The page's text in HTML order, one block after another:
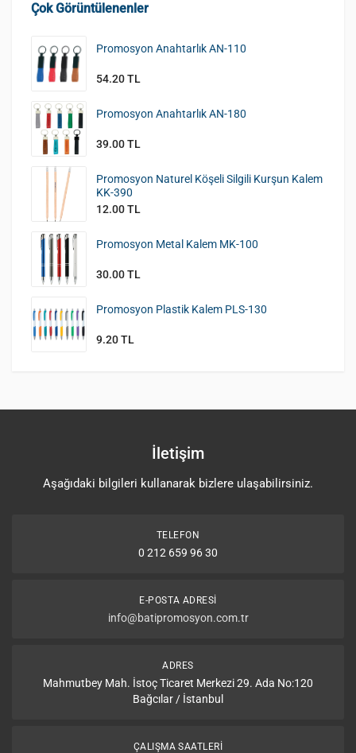
Çok Görüntülenenler
Promosyon Anahtarlık AN-110
54.20 TL
Promosyon Anahtarlık AN-180
39.00 TL
Promosyon Naturel Köşeli Silgili Kurşun Kalem
KK-390
12.00 TL
Promosyon Metal Kalem MK-100
30.00 TL
Promosyon Plastik Kalem PLS-130
9.20 TL
İletişim
Aşağıdaki bilgileri kullanarak bizlere ulaşabilirsiniz.
TELEFON
0 212 659 96 30
E-POSTA ADRESI
info@batipromosyon.com.tr
ADRES
Mahmutbey Mah. İstoç Ticaret Merkezi 29. Ada No:120
Bağcılar / İstanbul
ÇALIŞMA SAATLERI